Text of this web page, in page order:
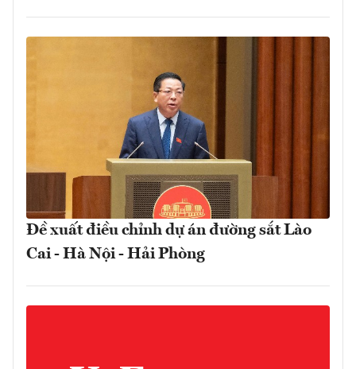
Đề xuất điều chỉnh dự án đường sắt Lào
Cai - Hà Nội - Hải Phòng